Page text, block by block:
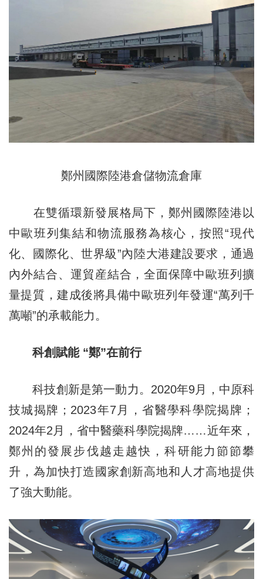
鄭州國際陸港倉儲物流倉庫
在雙循環新發展格局下，鄭州國際陸港以
中歐班列集結和物流服務為核心，按照“現代
化、國際化、世界級”內陸大港建設要求，通過
內外結合、運貿産結合，全面保障中歐班列擴
量提質，建成後將具備中歐班列年發運“萬列千
萬噸”的承載能力。
科創賦能 “鄭”在前行
科技創新是第一動力。2020年9月，中原科
技城揭牌；2023年7月，省醫學科學院揭牌；
2024年2月，省中醫藥科學院揭牌……近年來，
鄭州的發展步伐越走越快，科研能力節節攀
升，為加快打造國家創新高地和人才高地提供
了強大動能。